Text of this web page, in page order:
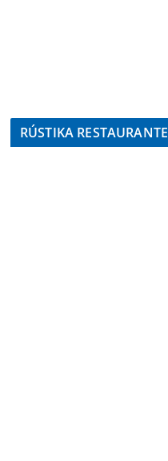
RÚSTIKA RESTAURANTE